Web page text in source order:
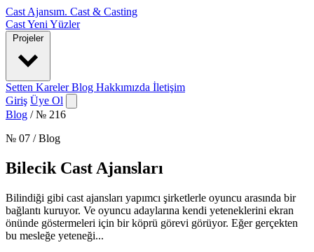
Cast Ajansım. Cast & Casting
CastYeni Yüzler
Projeler
Setten KarelerBlog Hakkımızda İletişim
Giriş Üye Ol
Blog / № 216
№ 07 / Blog
Bilecik Cast Ajansları
Bilindiği gibi cast ajansları yapımcı şirketlerle oyuncu arasında bir
bağlantı kuruyor. Ve oyuncu adaylarına kendi yeteneklerini ekran
önünde göstermeleri için bir köprü görevi görüyor. Eğer gerçekten
bu mesleğe yeteneği...